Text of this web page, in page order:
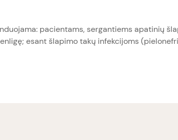
pacientams, sergantiems apatinių
esant šlapimo takų infekcijoms